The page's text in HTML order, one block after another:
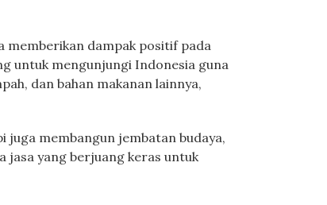
memberikan dampak positif pada
untuk mengunjungi Indonesia guna
dan bahan makanan lainnya,
juga membangun jembatan budaya,
jasa yang berjuang keras untuk